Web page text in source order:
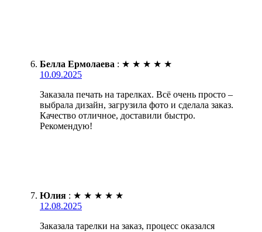
Белла Ермолаева : ★ ★ ★ ★ ★
10.09.2025
Заказала печать на тарелках. Всё очень просто –
выбрала дизайн, загрузила фото и сделала заказ.
Качество отличное, доставили быстро.
Рекомендую!
Юлия : ★ ★ ★ ★ ★
12.08.2025
Заказала тарелки на заказ, процесс оказался